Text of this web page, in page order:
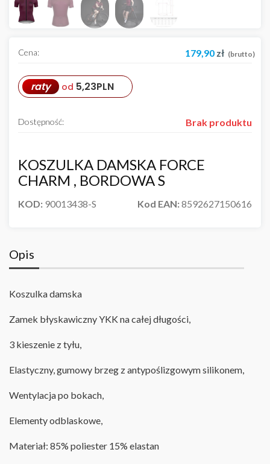
KOSZULKA DAMSKA FORCE
CHARM , BORDOWA S
KOD: 90013438-S Kod EAN:8592627150616
Cena: 179,90 zł (brutto)
raty od 5,23PLN
Dostępność: Brak produktu
Opis
Koszulka damska
Zamek błyskawiczny YKK na całej długości,
3 kieszenie z tyłu,
Elastyczny,gumowy brzeg z antypoślizgowym silikonem,
Wentylacja po bokach,
Elementy odblaskowe,
Materiał: 85% poliester 15% elastan